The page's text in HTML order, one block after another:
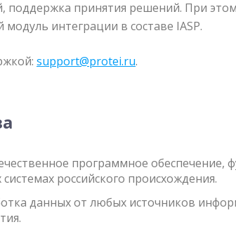
поддержка принятия решений. При
интеграции в составе IASP.
support@protei.ru.
программное обеспечение,
российского происхождения.
данных от любых источников